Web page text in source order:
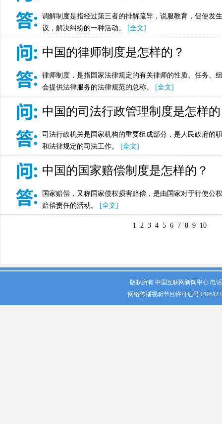
调解制度是指经过第三者的排解疏导，说服教育，促使发
议，解决纠纷的一种活动。
[全文]
中国的律师制度是怎样的？
律师制度，是指国家法律规定的有关律师的性质、任务、
会提供法律服务的法律规范的总称。
[全文]
中国的司法行政管理制度是怎样
司法行政机关是国家机构的重要组成部分，是人民政府的
和法律规定的司法工作。
[全文]
中国的国家赔偿制度是怎样的？
国家赔偿，又称国家侵权损害赔偿，是由国家对于行使公
赔偿责任的活动。
[全文]
1 2 3 4 5 6 7 8 9 10